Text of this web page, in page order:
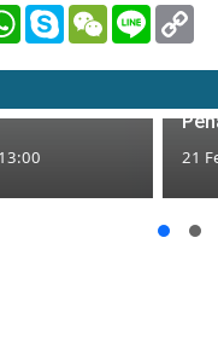
WhatsApp
SkypeWeChatLine
Kanorejo
21